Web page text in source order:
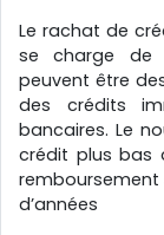
Le rachat de
se charge de
peuvent être
des crédits
bancaires. Le
crédit plus bas
remboursement
d’années